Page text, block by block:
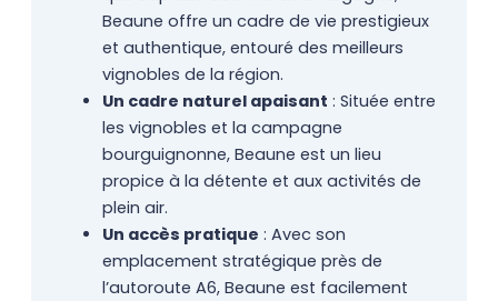
Beaune offre un cadre de vie prestigieux
et authentique, entouré des meilleurs
vignobles de la région.
Un cadre naturel apaisant : Située entre
les vignobles et la campagne
bourguignonne, Beaune est un lieu
propice à la détente et aux activités de
plein air.
Un accès pratique : Avec son
emplacement stratégique près de
l’autoroute A6, Beaune est facilement